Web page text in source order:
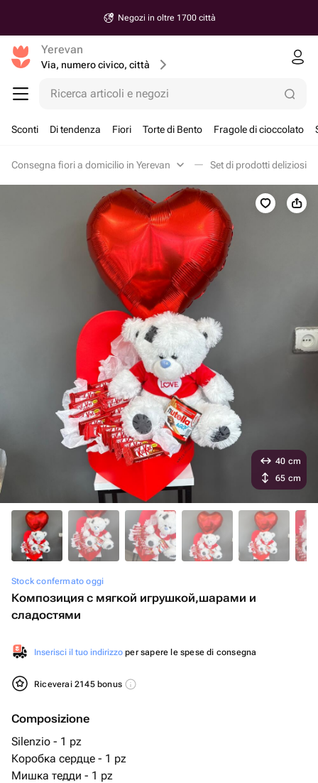
Negozi in oltre 1700 città
Yerevan
Via, numero civico, città
Ricerca articoli e negozi
Sconti Di tendenza Fiori Torte di Bento Fragole di cioccolato
Consegna fiori a domicilio in Yerevan Set di prodotti deliziosi in
Stock confermato oggi
Композиция с мягкой игрушкой,шарами и
сладостями
Inserisci il tuo indirizzo per sapere le spese di consegna
Riceverai 2145 bonus
Composizione
Silenzio - 1 pz
Коробка сердце - 1 pz
Мишка тедди - 1 pz
40 cm
65 cm